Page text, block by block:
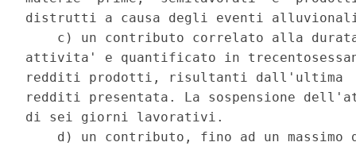
distrutti a causa degli eventi
c) un contributo correlato alla
attivita' e quantificato in
redditi prodotti, risultanti dall'ultima
redditi presentata. La sospensione
di sei giorni lavorativi.
d) un contributo, fino ad un massimo